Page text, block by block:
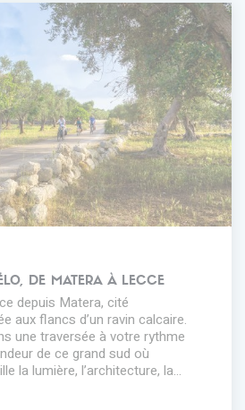
DE MATERA À LECCE
depuis Matera, cité
aux flancs d’un ravin calcaire.
une traversée à votre rythme
de ce grand sud où
la lumière, l’architecture, la…